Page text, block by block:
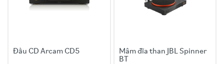
Đầu CD Arcam CD5
Mâm đĩa than JBL Spinner
BT